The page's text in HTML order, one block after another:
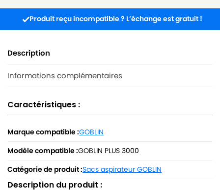
Produit reçu incompatible ? L’échange est gratuit !
Description
Informations complémentaires
Caractéristiques :
Marque compatible :GOBLIN
Modèle compatible :GOBLIN PLUS 3000
Catégorie de produit :Sacs aspirateur GOBLIN
Description du produit :